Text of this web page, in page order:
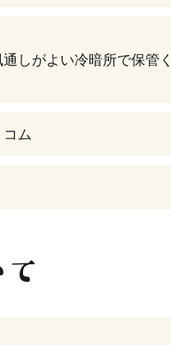
しがよい冷暗所で保管く
ム